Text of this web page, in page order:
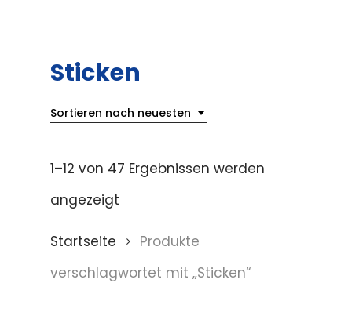
Sticken
Sortieren nach neuesten
1–12 von 47 Ergebnissen werden
angezeigt
Startseite
Produkte
verschlagwortet mit „Sticken“